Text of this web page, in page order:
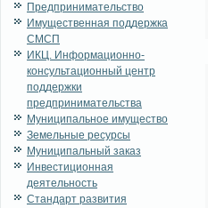
Предпринимательство
Имущественная поддержка
СМСП
ИКЦ. Информационно-
консультационный центр
поддержки
предпринимательства
Муниципальное имущество
Земельные ресурсы
Муниципальный заказ
Инвестиционная
деятельность
Стандарт развития